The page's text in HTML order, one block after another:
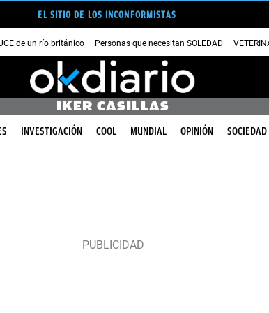
EL SITIO DE LOS INCONFORMISTAS
de un río británico Personas que necesitan SOLEDAD
IKER CASILLAS
INVESTIGACIÓN COOL MUNDIAL OPINIÓN SOCIEDAD